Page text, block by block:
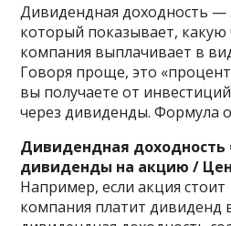
Дивидендная доходность —
который показывает,
компания выплачивает в
Говоря проще, это
вы получаете от
через дивиденды. Формула
Дивидендная доходность
дивиденды на акцию /
Например, если акция стоит
компания платит дивиденд